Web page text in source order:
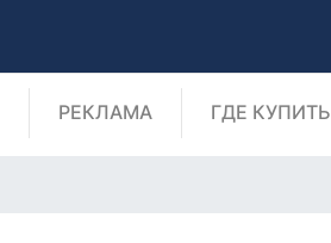
РЕКЛАМА ГДЕ КУПИТЬ